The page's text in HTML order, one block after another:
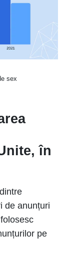
sex
în
de anunțuri
pe